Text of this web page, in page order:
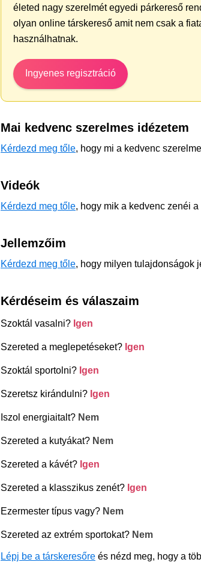
életed nagy szerelmét egyedi párkereső
olyan online társkereső amit nem csak a
használhatnak.
Ingyenes regisztráció
Mai kedvenc szerelmes idézetem
Kérdezd meg tőle, hogy mi a kedvenc
Videók
Kérdezd meg tőle, hogy mik a kedvenc zenéi a
Jellemzőim
Kérdezd meg tőle, hogy milyen tulajdonságok
Kérdéseim és válaszaim
Szoktál vasalni? Igen
Szereted a meglepetéseket? Igen
Szoktál sportolni? Igen
Szeretsz kirándulni? Igen
Iszol energiaitalt? Nem
Szereted a kutyákat? Nem
Szereted a kávét? Igen
Szereted a klasszikus zenét? Igen
Ezermester típus vagy? Nem
Szereted az extrém sportokat? Nem
Lépj be a társkeresőre és nézd meg, hogy a